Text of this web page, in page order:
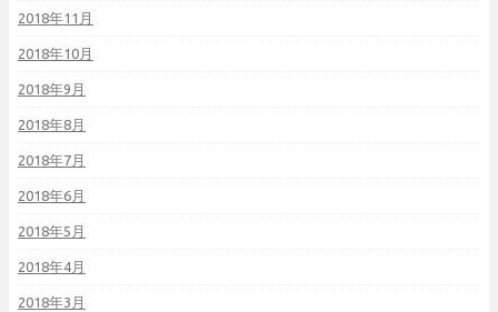
2018年11月
2018年10月
2018年9月
2018年8月
2018年7月
2018年6月
2018年5月
2018年4月
2018年3月